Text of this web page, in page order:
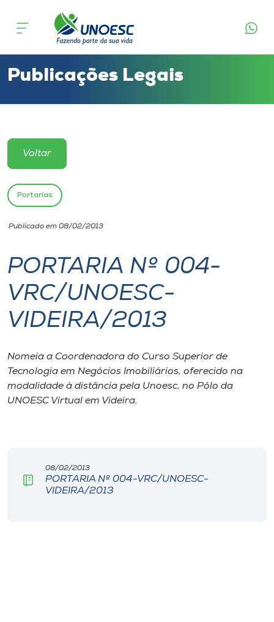
Cursos
Atendimento ao Estudante
Portal de Ensino
Unoesc
Internacionalização
I.nova
Cultura
Editora
Publicações Legais
Voltar
Portarias
Publicado em 08/02/2013
PORTARIA Nº 004-
VRC/UNOESC-
VIDEIRA/2013
Nomeia a Coordenadora do Curso Superior de
Tecnologia em Negócios Imobiliários, oferecido na
modalidade à distância pela Unoesc, no Pólo da
UNOESC Virtual em Videira.
08/02/2013
PORTARIA Nº 004-VRC/UNOESC-
VIDEIRA/2013